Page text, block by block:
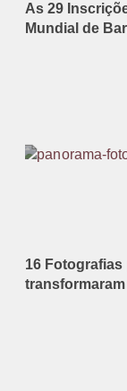
As 29
Mundial de
16